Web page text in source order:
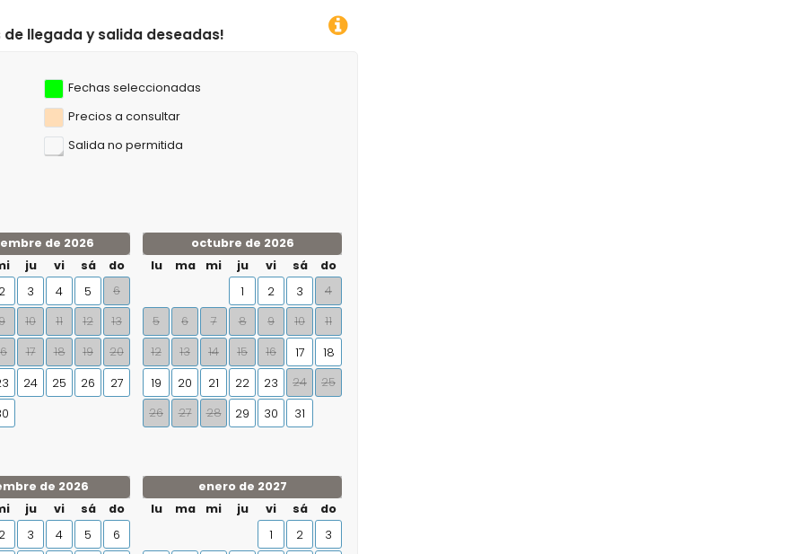
deseadas!
Fechas seleccionadas
Precios a consultar
Salida no permitida
de 2026
ju vi sá
do
2 3 4 5
6
10 11 12
13
17 18 19 20
24 25 26
27
octubre de 2026
lu
ma mi ju vi sá
do
1
2 3
4
5
6 7 8 9 10
11
12
13 14 15 16 17
18
19
20 21 22 23 24
25
26
27 28 29 30 31
de 2026
ju vi sá
do
2 3 4 5
6
enero de 2027
lu
ma mi ju vi sá
do
1
2
3